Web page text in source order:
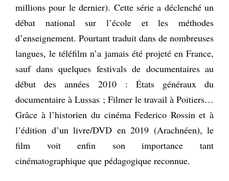
millions pour le dernier). Cette série a déclenché un
débat national sur l’école et les méthodes
d’enseignement. Pourtant traduit dans de nombreuses
langues, le téléfilm n’a jamais été projeté en France,
sauf dans quelques festivals de documentaires au
début des années 2010 : États généraux du
documentaire à Lussas ; Filmer le travail à Poitiers…
Grâce à l’historien du cinéma Federico Rossin et à
l’édition d’un livre/DVD en 2019 (Arachnéen), le
film voit enfin son importance tant
cinématographique que pédagogique reconnue.